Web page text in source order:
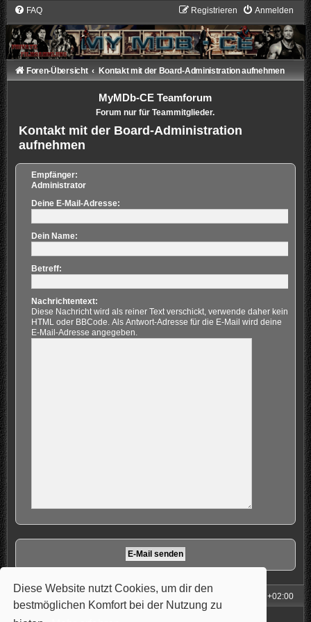
Diese Website nutzt Cookies, um dir den
bestmöglichen Komfort bei der Nutzung zu
FAQ Anmelden
Registrieren
Foren-Übersicht Kontakt mit der Board-Administration aufnehmen
MyMDb-CE Teamforum
Forum nur für Teammitglieder.
Kontakt mit der Board-Administration
aufnehmen
Empfänger:
Administrator
Deine E-Mail-Adresse:
Dein Name:
Betreff:
Nachrichtentext:
Diese Nachricht wird als reiner Text verschickt, verwende daher kein
HTML oder BBCode. Als Antwort-Adresse für die E-Mail wird deine
E-Mail-Adresse angegeben.
UTC+02:00
Powered by